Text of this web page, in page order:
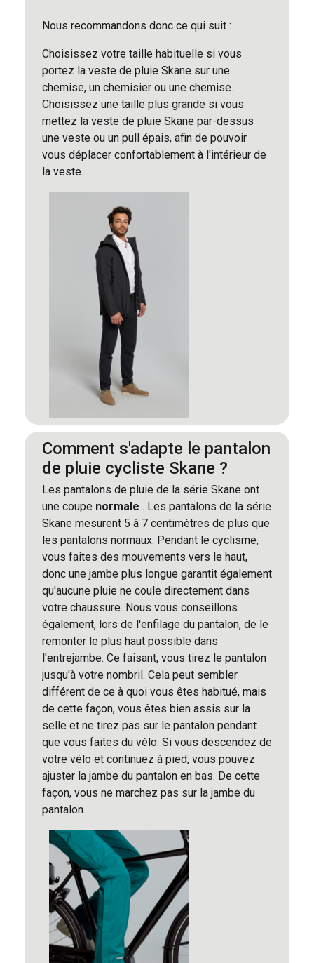
Nous recommandons donc ce qui suit :
Choisissez votre taille habituelle si vous
portez la veste de pluie Skane sur une
chemise, un chemisier ou une chemise.
Choisissez une taille plus grande si vous
mettez la veste de pluie Skane par-dessus
une veste ou un pull épais, afin de pouvoir
vous déplacer confortablement à l'intérieur de
la veste.
Comment s'adapte le pantalon
de pluie cycliste Skane ?
Les pantalons de pluie de la série Skane ont
une coupe normale . Les pantalons de la série
Skane mesurent 5 à 7 centimètres de plus que
les pantalons normaux. Pendant le cyclisme,
vous faites des mouvements vers le haut,
donc une jambe plus longue garantit également
qu'aucune pluie ne coule directement dans
votre chaussure. Nous vous conseillons
également, lors de l'enfilage du pantalon, de le
remonter le plus haut possible dans
l'entrejambe. Ce faisant, vous tirez le pantalon
jusqu'à votre nombril. Cela peut sembler
différent de ce à quoi vous êtes habitué, mais
de cette façon, vous êtes bien assis sur la
selle et ne tirez pas sur le pantalon pendant
que vous faites du vélo. Si vous descendez de
votre vélo et continuez à pied, vous pouvez
ajuster la jambe du pantalon en bas. De cette
façon, vous ne marchez pas sur la jambe du
pantalon.